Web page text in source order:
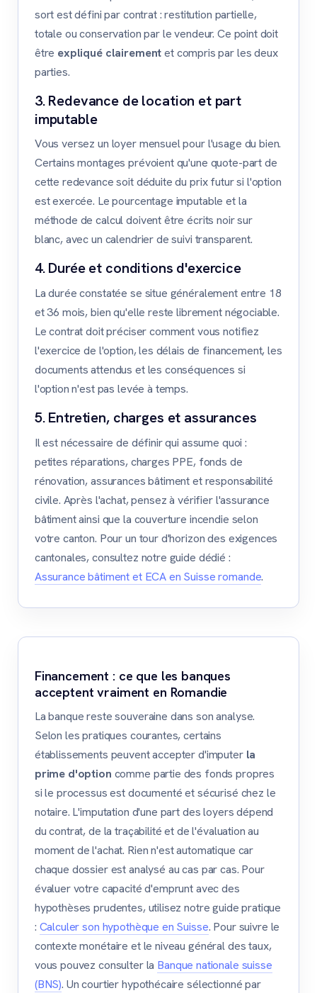
sort est défini par contrat : restitution partielle,
totale ou conservation par le vendeur. Ce point doit
être expliqué clairementet compris par les deux
parties.
3. Redevance de location et part
imputable
Vous versez un loyer mensuel pour l'usage du bien.
Certains montages prévoient qu'une quote-part de
cette redevance soit déduite du prix futur si l'option
est exercée. Le pourcentage imputable et la
méthode de calcul doivent être écrits noir sur
blanc, avec un calendrier de suivi transparent.
4. Durée et conditions d'exercice
La durée constatée se situe généralement entre 18
et 36 mois, bien qu'elle reste librement négociable.
Le contrat doit préciser comment vous notifiez
l'exercice de l'option, les délais de financement, les
documents attendus et les conséquences si
l'option n'est pas levée à temps.
5. Entretien, charges et assurances
Il est nécessaire de définir qui assume quoi :
petites réparations, charges PPE, fonds de
rénovation, assurances bâtiment et responsabilité
civile. Après l'achat, pensez à vérifier l'assurance
bâtiment ainsi que la couverture incendie selon
votre canton. Pour un tour d'horizon des exigences
cantonales, consultez notre guide dédié :
Assurance bâtiment et ECA en Suisse romande.
Financement : ce que les banques
acceptent vraiment en Romandie
La banque reste souveraine dans son analyse.
Selon les pratiques courantes, certains
établissements peuvent accepter d'imputer la
prime d'option comme partie des fonds propres
si le processus est documenté et sécurisé chez le
notaire. L'imputation d'une part des loyers dépend
du contrat, de la traçabilité et de l'évaluation au
moment de l'achat. Rien n'est automatique car
chaque dossier est analysé au cas par cas. Pour
évaluer votre capacité d'emprunt avec des
hypothèses prudentes, utilisez notre guide pratique
: Calculer son hypothèque en Suisse. Pour suivre le
contexte monétaire et le niveau général des taux,
vous pouvez consulter la Banque nationale suisse
(BNS). Un courtier hypothécaire sélectionné par